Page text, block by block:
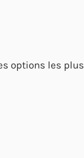
options les plus